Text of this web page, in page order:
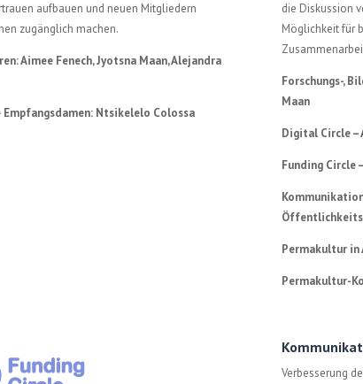
aufbauen und neuen Mitgliedern
zugänglich machen.
Aimee Fenech, Jyotsna Maan, Alejandra
Ntsikelelo Colossa
die Diskussion
Möglichkeit für
Forschungs-,
Maan
Digital Circle –
Funding Circle
Permakultur
Permakultur-
Verbesserung